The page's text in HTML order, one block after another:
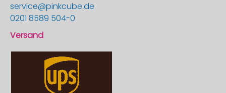
service@pinkcube.de
0201 8589 504-0
Versand